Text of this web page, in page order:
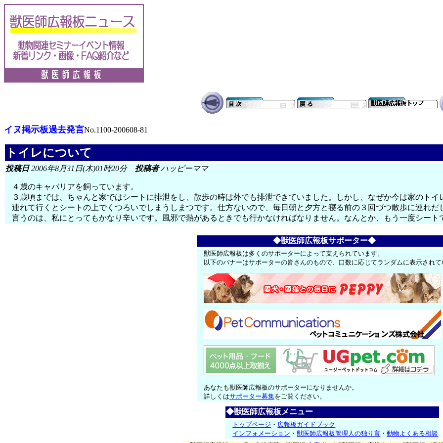
イヌ掲示板過去発言No.1100-200608-81
トイレについて
投稿日2006年8月31日(木)01時20分 投稿者ハッピーママ
４歳のキャバリアを飼っています。
３歳頃までは、ちゃんと家ではシートに排泄をし、散歩の時は外でも排泄できていました。しかし、なぜか今は家のト
連れて行くとシートの上でくつろいでしまうしまつです。仕方ないので、毎日朝と夕方と寝る前の３回づつ散歩に連れ
言うのは、私にとってもかなり辛いです。風邪で熱があるときでも行かなければなりません。なんとか、もう一度シー
◆獣医師広報板サポーター◆
獣医師広報板は多くのサポーターによって支えられています。
以下のバナーはサポーターの皆さんのもので、口数に応じてランダムに表示され
あなたも獣医師広報板のサポーターになりませんか。
詳しくはサポーター募集をご覧ください。
◆獣医師広報板メニュー
トップページ ・ 広報板ガイドブック
インフォメーション ・獣医師広報板管理人の独り言 ・動物よくある相談